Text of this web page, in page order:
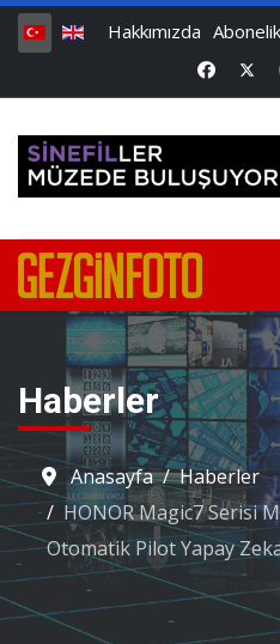
Hakkımızda Abonelik
Haberler
Anasayfa
Haberler
HONOR Magic7 Serisi
Otomatik Pilot Yapay